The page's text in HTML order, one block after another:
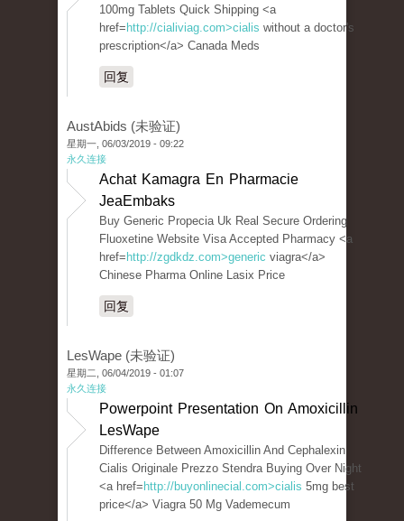
100mg Tablets Quick Shipping <a
href= http://cialiviag.com>cialis without a doctor's
prescription</a> Canada Meds
回复
AustAbids (未验证)
星期一, 06/03/2019 - 09:22
永久连接
Achat Kamagra En Pharmacie
JeaEmbaks
Buy Generic Propecia Uk Real Secure Ordering
Fluoxetine Website Visa Accepted Pharmacy <a
href= http://zgdkdz.com>generic viagra</a>
Chinese Pharma Online Lasix Price
回复
LesWape (未验证)
星期二, 06/04/2019 - 01:07
永久连接
Powerpoint Presentation On Amoxicillin
LesWape
Difference Between Amoxicillin And Cephalexin
Cialis Originale Prezzo Stendra Buying Over Night
<a href= http://buyonlinecial.com>cialis 5mg best
price</a> Viagra 50 Mg Vademecum